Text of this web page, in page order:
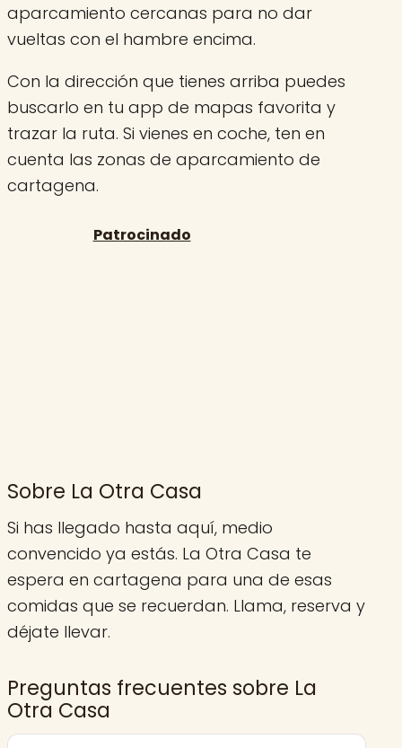
aparcamiento cercanas para no dar
vueltas con el hambre encima.
Con la dirección que tienes arriba puedes
buscarlo en tu app de mapas favorita y
trazar la ruta. Si vienes en coche, ten en
cuenta las zonas de aparcamiento de
cartagena.
Sobre La Otra Casa
Si has llegado hasta aquí, medio
convencido ya estás. La Otra Casa te
espera en cartagena para una de esas
comidas que se recuerdan. Llama, reserva y
déjate llevar.
Preguntas frecuentes sobre La
Otra Casa